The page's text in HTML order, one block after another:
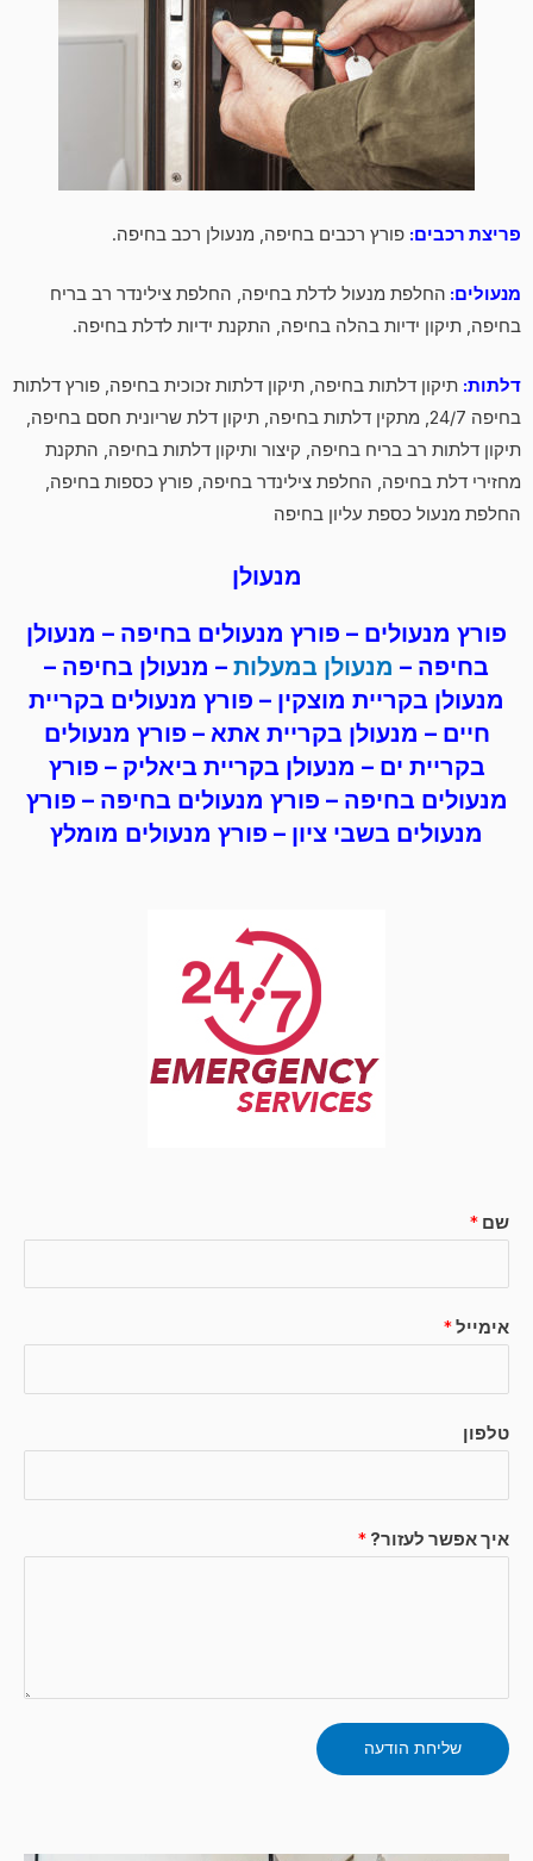
פריצת רכבים: פורץ רכבים בחיפה, מנעולן רכב בחיפה.
מנעולים: החלפת מנעול לדלת בחיפה, החלפת צילינדר רב בריח
בחיפה, תיקון ידיות בהלה בחיפה, התקנת ידיות לדלת בחיפה.
דלתות: תיקון דלתות בחיפה, תיקון דלתות זכוכית בחיפה, פורץ דלתות
בחיפה 24/7, מתקין דלתות בחיפה, תיקון דלת שריונית חסם בחיפה,
תיקון דלתות רב בריח בחיפה, קיצור ותיקון דלתות בחיפה, התקנת
מחזירי דלת בחיפה, החלפת צילינדר בחיפה, פורץ כספות בחיפה,
החלפת מנעול כספת עליון בחיפה
מנעולן
פורץ מנעולים – פורץ מנעולים בחיפה – מנעולן
בחיפה – מנעולן במעלות – מנעולן בחיפה –
מנעולן בקריית מוצקין – פורץ מנעולים בקריית
חיים – מנעולן בקריית אתא – פורץ מנעולים
בקריית ים – מנעולן בקריית ביאליק – פורץ
מנעוליםבחיפה – פורץ מנעוליםבחיפה – פורץ
מנעולים בשבי ציון – פורץ מנעולים מומלץ
שם *
אימייל*
טלפון
איך אפשר לעזור? *
שליחת הודעה